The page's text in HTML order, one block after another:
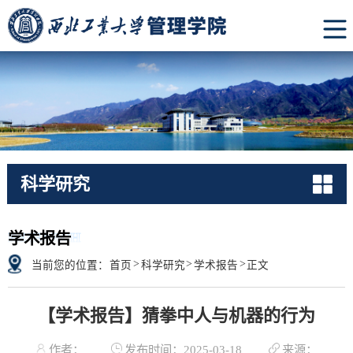
科学研究
学术报告
RESEARCH
当前您的位置： 首页 > 科学研究> 学术报告 > 正文
【学术报告】猜拳中人与机器的行为
作者： 发布时间：2025-03-18 来源：